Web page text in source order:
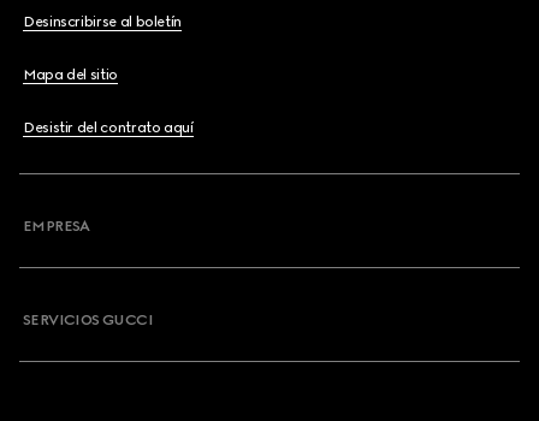
Desinscribirse al boletín
Mapa del sitio
Desistir del contrato aquí
EMPRESA
SERVICIOS GUCCI